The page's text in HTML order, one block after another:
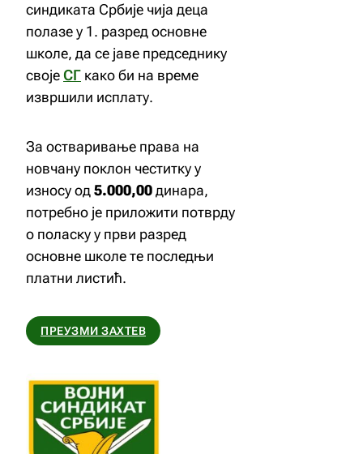
синдиката Србије чија деца
полазе у 1. разред основне
школе, да се јаве председнику
својеСГ како би на време
извршили исплату.
За остваривање права на
новчану поклон честитку у
износу од5.000,00динара,
потребно је приложити потврду
о поласку у први разред
основне школе те последњи
платни листић.
ПРЕУЗМИ ЗАХТЕВ